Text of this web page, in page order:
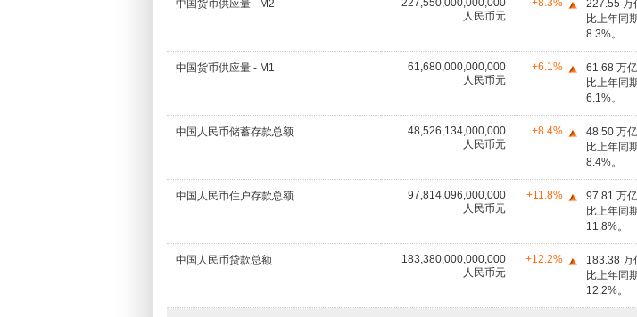
中国货币供应量 - M2
227,550,000,000,000
人民币元
+8.3%
227.55 万
比上年同
8.3%。
中国货币供应量 - M1
61,680,000,000,000
人民币元
+6.1%
61.68 万
比上年同
6.1%。
中国人民币储蓄存款总额
48,526,134,000,000
人民币元
+8.4%
48.50 万
比上年同
8.4%。
中国人民币住户存款总额
97,814,096,000,000
人民币元
+11.8%
97.81 万
比上年同
11.8%。
中国人民币贷款总额
183,380,000,000,000
人民币元
+12.2%
183.38 万
比上年同
12.2%。